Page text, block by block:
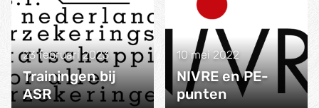
23 februari 2023
Trainingen bij
ASR
10 mei 2022
NIVRE en PE-
punten